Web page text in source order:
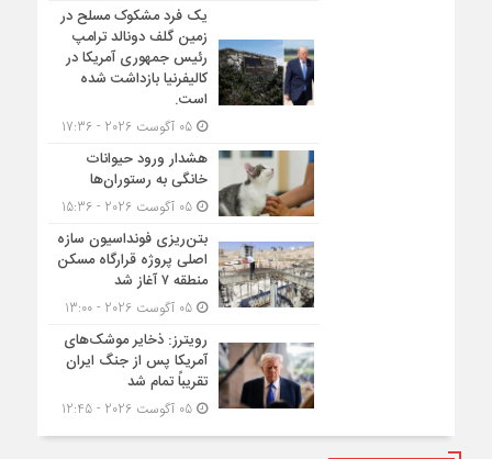
یک فرد مشکوک مسلح در
زمین گلف دونالد ترامپ
رئیس جمهوری آمریکا در
کالیفرنیا بازداشت شده
است.
05 آگوست 2026 - 17:36
هشدار ورود حیوانات
خانگی به رستوران‌ها
05 آگوست 2026 - 15:36
بتن‌ریزی فونداسیون سازه
اصلی پروژه قرارگاه مسکن
منطقه ۷ آغاز شد
05 آگوست 2026 - 13:00
رویترز: ذخایر موشک‌های
آمریکا پس از جنگ ایران
تقریباً تمام شد
05 آگوست 2026 - 12:45